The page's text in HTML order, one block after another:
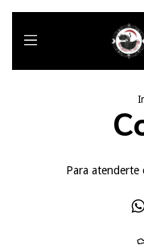
Para atenderte